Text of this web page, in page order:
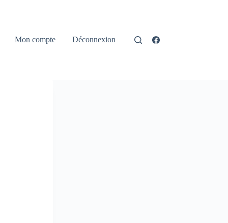
Mon compte Déconnexion